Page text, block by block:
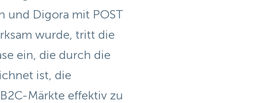
und Digora mit POST
wurde, tritt die
ein, die durch die
ist, die
Märkte effektiv zu